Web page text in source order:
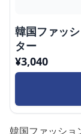
韓国ファッ
ター
¥3,040
韓国ファッショ